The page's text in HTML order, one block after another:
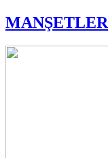
MANŞETLER